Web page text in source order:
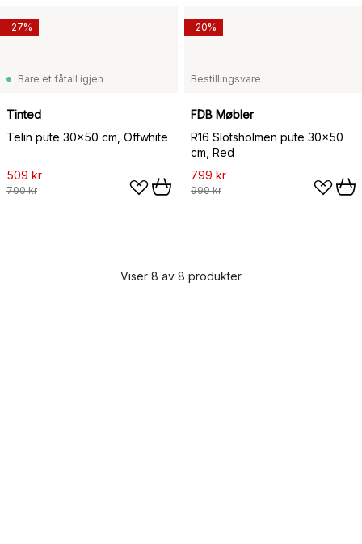
Bare et fåtall igjen
Tinted
Telin pute 30x50 cm, Offwhite
509 kr
700 kr
-27%
Bestillingsvare
FDB Møbler
R16 Slotsholmen pute 30x50
cm, Red
799 kr
999 kr
-20%
Viser 8 av 8 produkter